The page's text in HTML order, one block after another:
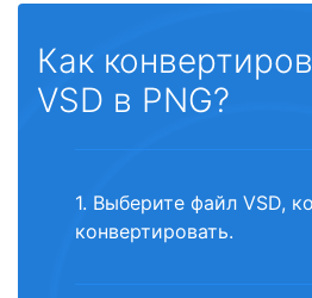
Как
VSD в PNG?
1. Выберите файл VSD,
конвертировать.